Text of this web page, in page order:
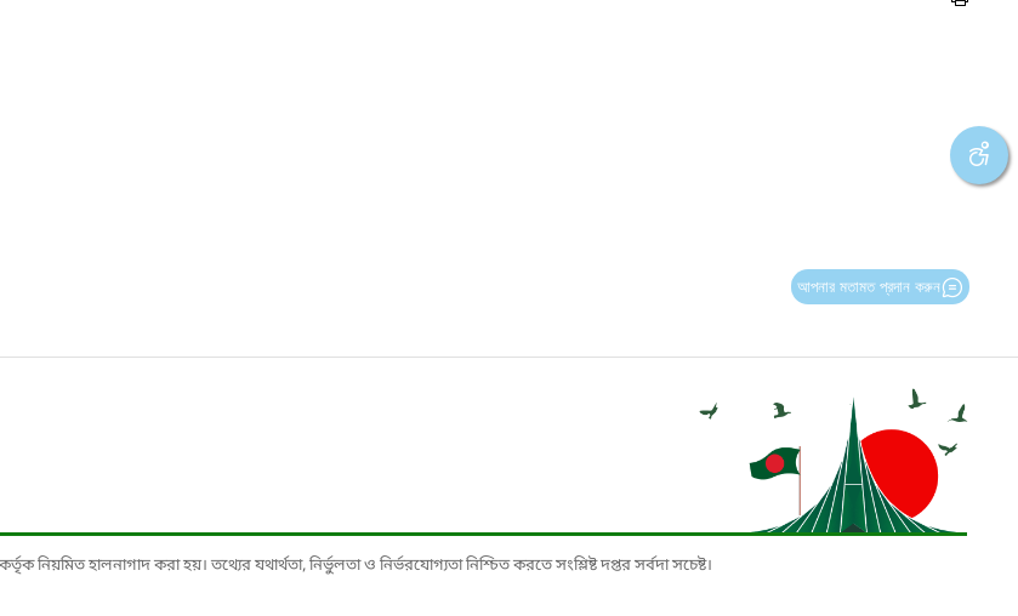
আপনার মতামত প্রদান করুন
নিয়মিত হালনাগাদ করা হয়। তথ্যের যথার্থতা, নির্ভুলতা ও নির্ভরযোগ্যতা নিশ্চিত করতে সংশ্লিষ্ট দপ্তর সর্বদা সচেষ্ট।